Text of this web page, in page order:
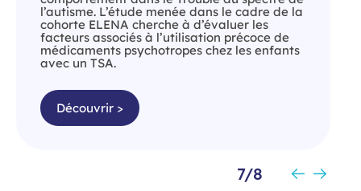
l’autisme. L’étude menée dans le cadre de la
cohorte ELENA cherche à d’évaluer les
facteurs associés à l’utilisation précoce de
médicaments psychotropes chez les enfants
avec un TSA.
Découvrir >
7/8